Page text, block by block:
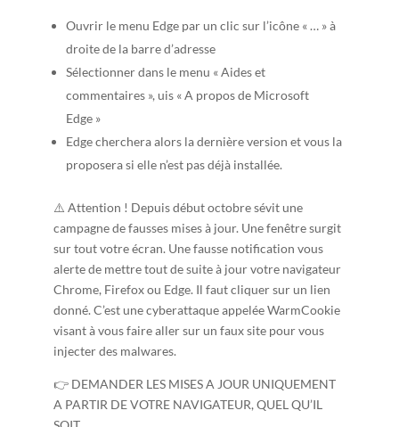
Ouvrir le menu Edge par un clic sur l’icône « … » à
droite de la barre d’adresse
Sélectionner dans le menu « Aides et
commentaires », uis « A propos de Microsoft
Edge »
Edge cherchera alors la dernière version et vous la
proposera si elle n’est pas déjà installée.
⚠️ Attention ! Depuis début octobre sévit une
campagne de fausses mises à jour. Une fenêtre surgit
sur tout votre écran. Une fausse notification vous
alerte de mettre tout de suite à jour votre navigateur
Chrome, Firefox ou Edge. Il faut cliquer sur un lien
donné. C’est une cyberattaque appelée WarmCookie
visant à vous faire aller sur un faux site pour vous
injecter des malwares.
👉 DEMANDER LES MISES A JOUR UNIQUEMENT
A PARTIR DE VOTRE NAVIGATEUR, QUEL QU’IL